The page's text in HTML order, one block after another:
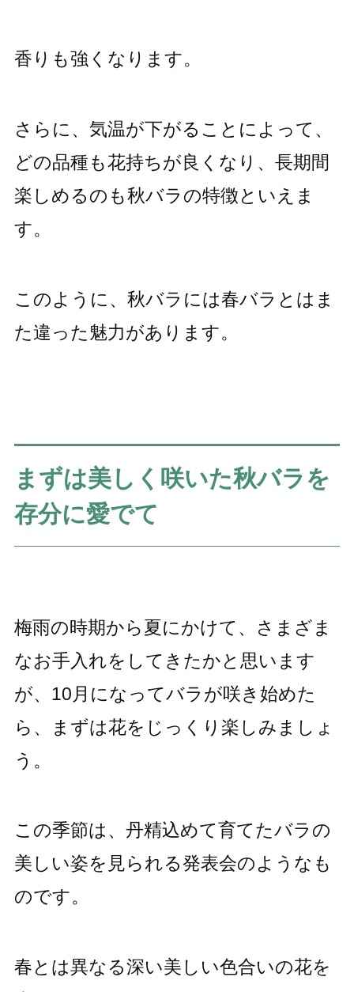
香りも強くなります。
さらに、気温が下がることによって、
どの品種も花持ちが良くなり、長期間
楽しめるのも秋バラの特徴といえま
す。
このように、秋バラには春バラとはま
た違った魅力があります。
まずは美しく咲いた秋バラを
存分に愛でて
梅雨の時期から夏にかけて、さまざま
なお手入れをしてきたかと思います
が、10月になってバラが咲き始めた
ら、まずは花をじっくり楽しみましょ
う。
この季節は、丹精込めて育てたバラの
美しい姿を見られる発表会のようなも
のです。
春とは異なる深い美しい色合いの花を